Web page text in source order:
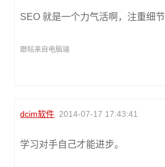
SEO 就是一个力气活啊，注重细节
跟帖来自电脑端
dcim软件 2014-07-17 17:43:41
学习对手自己才能进步。